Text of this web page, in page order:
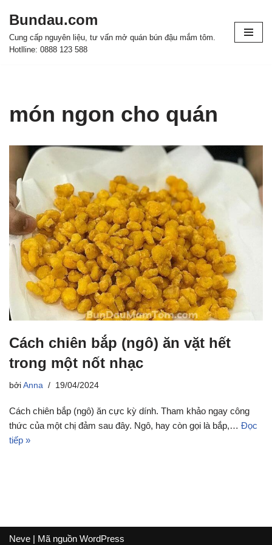
Chuyển
tới
Bundau.com
Cung cấp nguyên liệu, tư vấn mở quán bún đậu mắm tôm.
Hotlline: 0888 123 588
món ngon cho quán
Cách chiên bắp (ngô) ăn vặt hết
trong một nốt nhạc
bởi Anna 19/04/2024
Cách chiên bắp (ngô) ăn cực kỳ dính. Tham khảo ngay công
thức của một chị đảm sau đây. Ngô, hay còn gọi là bắp,… Đọc
tiếp »
Neve | Mã nguồn WordPress